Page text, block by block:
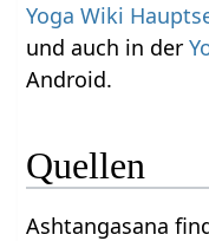
Yoga Wiki
und auch in der
Android.
Quellen
Ashtangasana